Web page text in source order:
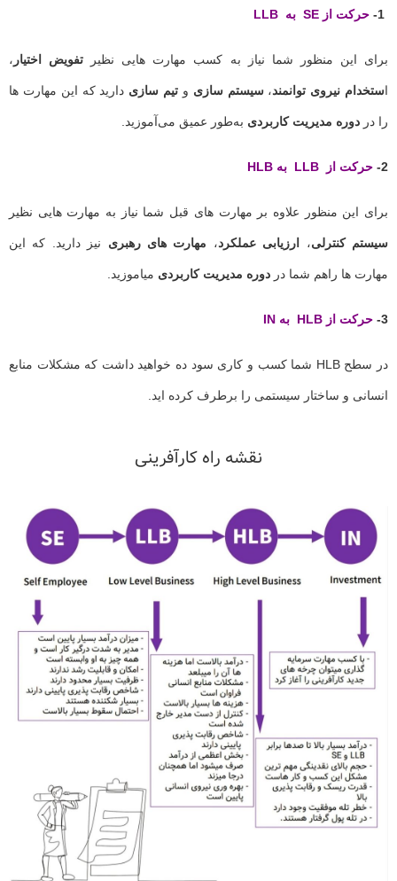
1- حرکت از SE به LLB
برای این منظور شما نیاز به کسب مهارت هایی نظیر تفویض اختیار ،
استخدام نیروی توانمند،سیستم سازی و تیم سازی دارید که این مهارت ها
را در دوره مدیریت کاربردی به‌طور عمیق می‌آموزید.
2- حرکت از LLB به HLB
برای این منظور علاوه بر مهارت های قبل شما نیاز به مهارت هایی نظیر
سیستم کنترلی، ارزیابی عملکرد، مهارت های رهبری نیز دارید. که این
مهارت ها راهم شما در دوره مدیریت کاربردی میاموزید.
3- حرکت از HLB به IN
در سطح HLB شما کسب و کاری سود ده خواهید داشت که مشکلات منابع
انسانی و ساختار سیستمی را برطرف کرده اید.
نقشه راه کارآفرینی